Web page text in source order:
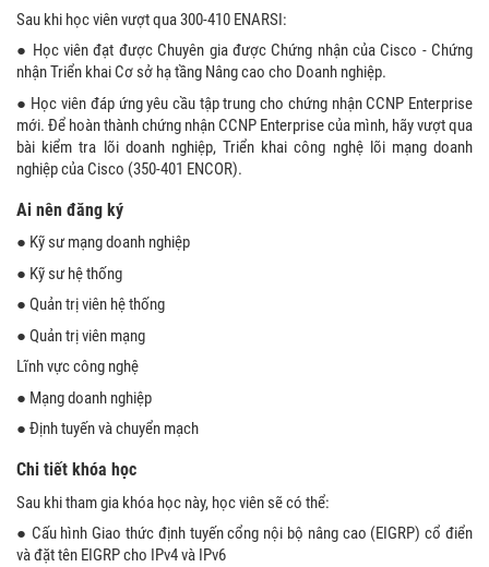
Sau khi học viên vượt qua 300-410 ENARSI:
● Học viên đạt được Chuyên gia được Chứng nhận của Cisco - Chứng
nhận Triển khai Cơ sở hạ tầng Nâng cao cho Doanh nghiệp.
● Học viên đáp ứng yêu cầu tập trung cho chứng nhận CCNP Enterprise
mới. Để hoàn thành chứng nhận CCNP Enterprise của mình, hãy vượt qua
bài kiểm tra lõi doanh nghiệp, Triển khai công nghệ lõi mạng doanh
nghiệp của Cisco (350-401 ENCOR).
Ai nên đăng ký
● Kỹ sư mạng doanh nghiệp
● Kỹ sư hệ thống
● Quản trị viên hệ thống
● Quản trị viên mạng
Lĩnh vực công nghệ
● Mạng doanh nghiệp
● Định tuyến và chuyển mạch
Chi tiết khóa học
Sau khi tham gia khóa học này, học viên sẽ có thể:
● Cấu hình Giao thức định tuyến cổng nội bộ nâng cao (EIGRP) cổ điển
và đặt tên EIGRP cho IPv4 và IPv6